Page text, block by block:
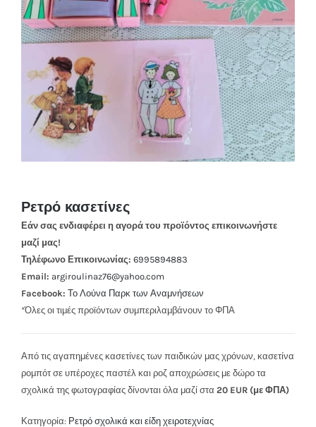
Ρετρό κασετίνες
Εάν σας ενδιαφέρει η αγορά του προϊόντος επικοινωνήστε
μαζί μας!
Τηλέφωνο Επικοινωνίας: 6995894883
Email: argiroulinaz76@yahoo.com
Facebook: Το Λούνα Παρκ των Αναμνήσεων
*Όλες οι τιμές προϊόντων συμπεριλαμβάνουν το ΦΠΑ
Από τις αγαπημένες κασετίνες των παιδικών μας χρόνων, κασετίνα
ρομπότ σε υπέροχες παστέλ και ροζ αποχρώσεις με δώρο τα
σχολικά της φωτογραφίας δίνονται όλα μαζί στα 20 EUR (με ΦΠΑ)
Κατηγορία: Ρετρό σχολικά και είδη χειροτεχνίας